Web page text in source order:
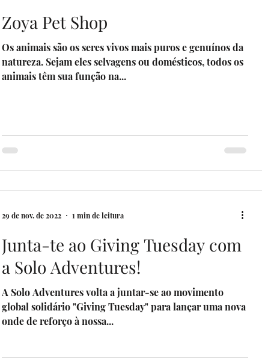
Zoya Pet Shop
Os animais são os seres vivos mais puros e genuínos da
natureza. Sejam eles selvagens ou domésticos, todos os
animais têm sua função na...
Junta-te ao Giving Tuesday com
a Solo Adventures!
A Solo Adventures volta a juntar-se ao movimento
global solidário "Giving Tuesday" para lançar uma nova
onde de reforço à nossa...
29 de nov. de 2022 1 min de leitura